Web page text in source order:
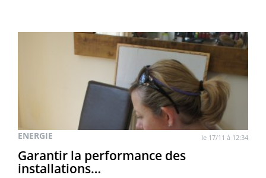
ENERGIE le 17/11 à 12:34
Garantir la performance des
installations…